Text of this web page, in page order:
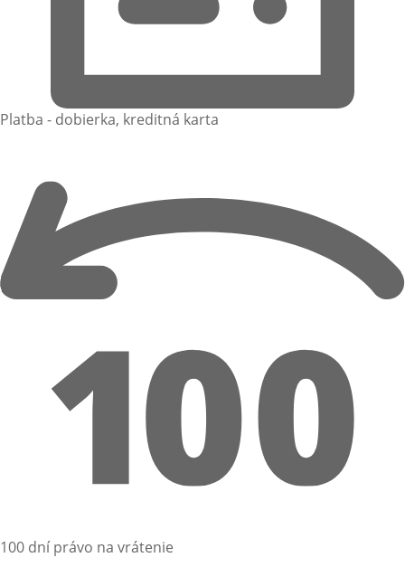
Platba - dobierka, kreditná karta
100 dní právo na vrátenie